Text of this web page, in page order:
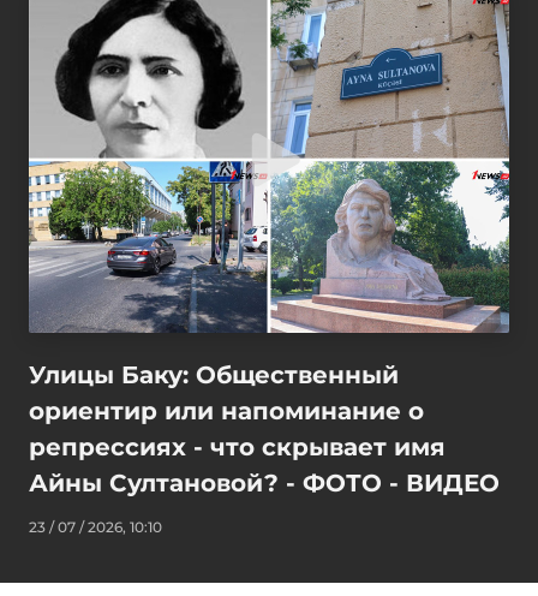
Улицы Баку: Общественный
ориентир или напоминание о
репрессиях - что скрывает имя
Айны Султановой? - ФОТО - ВИДЕО
23 / 07 / 2026, 10:10